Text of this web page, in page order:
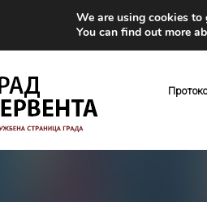
We are using cookies to
You can find out more